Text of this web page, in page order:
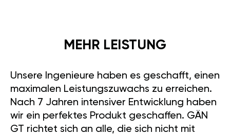
MEHR LEISTUNG
Unsere Ingenieure haben es geschafft, einen
maximalen Leistungszuwachs zu erreichen.
Nach 7 Jahren intensiver Entwicklung haben
wir ein perfektes Produkt geschaffen. GÄN
GT richtet sich an alle, die sich nicht mit